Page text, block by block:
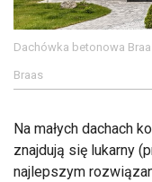
Dachówka betonowa
Braas
Na małych dachach
znajdują się lukarny
najlepszym